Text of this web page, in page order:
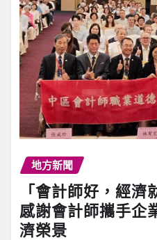
地方新聞
「會計師好，經
感謝會計師攜手企
濟榮景